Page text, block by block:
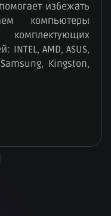
избежать
компьютеры
AMD, ASUS,
Samsung, Kingston,